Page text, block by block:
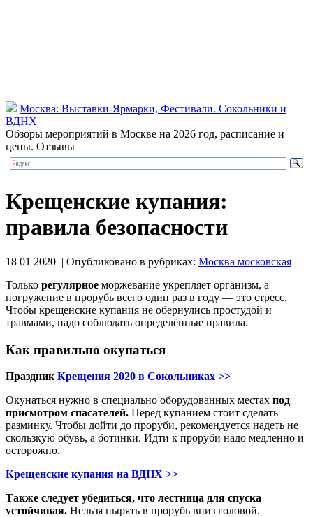
Москва: Выставки-Ярмарки, Фестивали. Сокольники и
ВДНХ
Обзоры мероприятий в Москве на 2026 год, расписание и
цены. Отзывы
Крещенские купания:
правила безопасности
18 01 2020 | Опубликовано в рубриках: Москва московская
Только регулярное моржевание укрепляет организм, а
погружение в прорубь всего один раз в году — это стресс.
Чтобы крещенские купания не обернулись простудой и
травмами, надо соблюдать определённые правила.
Как правильно окунаться
Праздник Крещения 2020 в Сокольниках >>
Окунаться нужно в специально оборудованных местах под
присмотром спасателей. Перед купанием стоит сделать
разминку. Чтобы дойти до проруби, рекомендуется надеть не
скользкую обувь, а ботинки. Идти к проруби надо медленно и
осторожно.
Крещенские купания на ВДНХ >>
Также следует убедиться, что лестница для спуска
устойчивая. Нельзя нырять в прорубь вниз головой.